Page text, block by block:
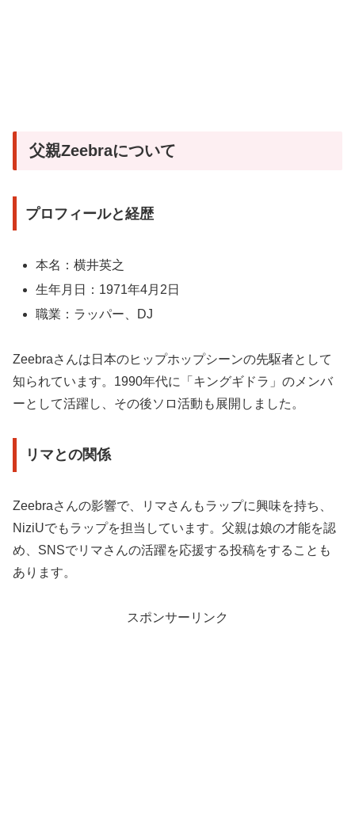
父親Zeebraについて
プロフィールと経歴
本名：横井英之
生年月日：1971年4月2日
職業：ラッパー、DJ
Zeebraさんは日本のヒップホップシーンの先駆者として
知られています。1990年代に「キングギドラ」のメンバ
ーとして活躍し、その後ソロ活動も展開しました。
リマとの関係
Zeebraさんの影響で、リマさんもラップに興味を持ち、
NiziUでもラップを担当しています。父親は娘の才能を認
め、SNSでリマさんの活躍を応援する投稿をすることも
あります。
スポンサーリンク